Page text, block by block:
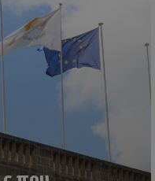
YouTube
.youtube.com